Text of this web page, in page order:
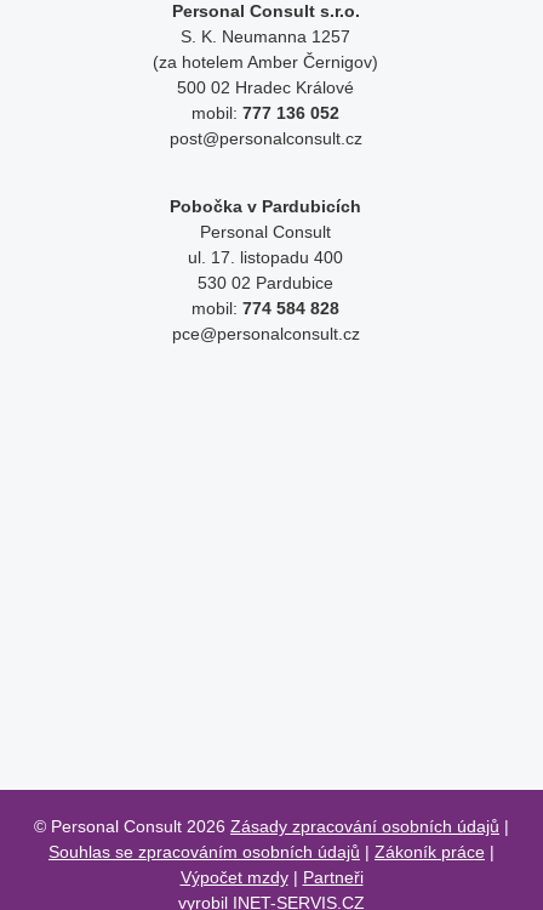
Personal Consult s.r.o.
S. K. Neumanna 1257
(za hotelem Amber Černigov)
500 02 Hradec Králové
mobil: 777 136 052
post@personalconsult.cz
Pobočka v Pardubicích
Personal Consult
ul. 17. listopadu 400
530 02 Pardubice
mobil: 774 584 828
pce@personalconsult.cz
© Personal Consult 2026 Zásady zpracování osobních údajů |
Souhlas se zpracováním osobních údajů | Zákoník práce |
Výpočet mzdy| Partneři
vyrobil INET-SERVIS.CZ